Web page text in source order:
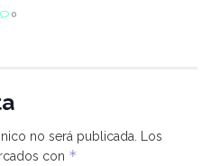
0
no será publicada.
Los
con *